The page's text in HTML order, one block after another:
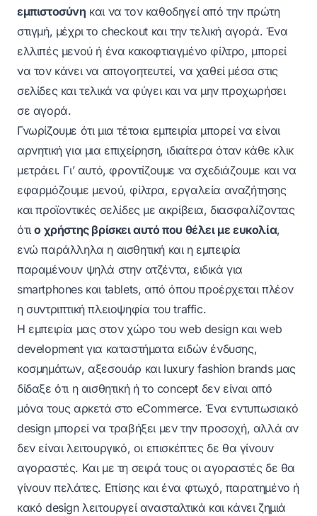
εμπιστοσύνη και να τον καθοδηγεί από την πρώτη
στιγμή, μέχρι το checkout και την τελική αγορά. Ένα
ελλιπές μενού ή ένα κακοφτιαγμένο φίλτρο, μπορεί
να τον κάνει να απογοητευτεί, να χαθεί μέσα στις
σελίδες και τελικά να φύγει και να μην προχωρήσει
σε αγορά.
Γνωρίζουμε ότι μια τέτοια εμπειρία μπορεί να είναι
αρνητική για μια επιχείρηση, ιδιαίτερα όταν κάθε κλικ
μετράει. Γι’ αυτό, φροντίζουμε να σχεδιάζουμε και να
εφαρμόζουμε μενού, φίλτρα, εργαλεία αναζήτησης
και προϊοντικές σελίδες με ακρίβεια, διασφαλίζοντας
ότιο χρήστης βρίσκει αυτό που θέλει με ευκολία,
ενώ παράλληλα η αισθητική και η εμπειρία
παραμένουν ψηλά στην ατζέντα, ειδικά για
smartphones και tablets, από όπου προέρχεται πλέον
η συντριπτική πλειοψηφία του traffic.
Η εμπειρία μας στον χώρο του web design και web
development για καταστήματα ειδών ένδυσης,
κοσμημάτων, αξεσουάρ και luxury fashion brandsμας
δίδαξε ότι η αισθητική ή το concept δεν είναι από
μόνα τους αρκετά στο eCommerce. Ένα εντυπωσιακό
design μπορεί να τραβήξει μεν την προσοχή, αλλά αν
δεν είναι λειτουργικό, οι επισκέπτες δε θα γίνουν
αγοραστές. Και με τη σειρά τους οι αγοραστές δε θα
γίνουν πελάτες. Επίσης και ένα φτωχό, παρατημένο ή
κακό design λειτουργεί ανασταλτικά και κάνει ζημιά